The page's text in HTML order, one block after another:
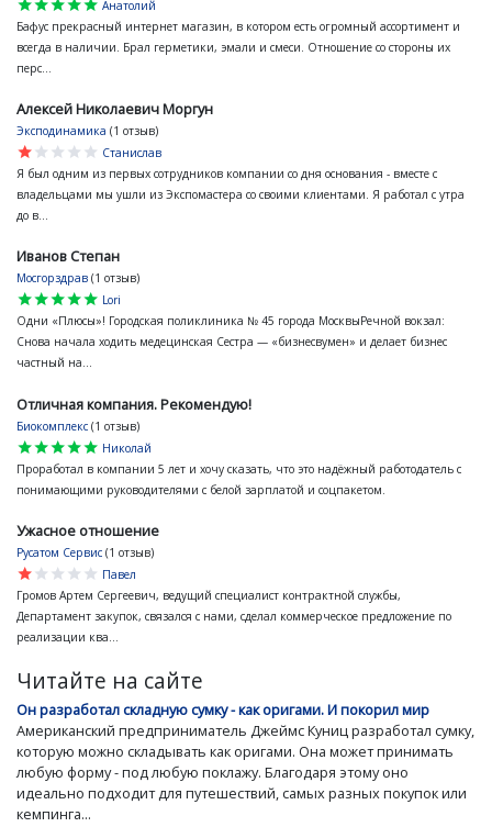
star
star
star
star
star
Анатолий
Бафус прекрасный интернет магазин, в котором есть огромный ассортимент и
всегда в наличии. Брал герметики, эмали и смеси. Отношение со стороны их
перс...
Алексей Николаевич Моргун
Эксподинамика (1 отзыв)
star
star
star
star
star
Станислав
Я был одним из первых сотрудников компании со дня основания - вместе с
владельцами мы ушли из Экспомастера со своими клиентами. Я работал с утра
до в...
Иванов Степан
Мосгорздрав (1 отзыв)
star
star
star
star
star
Lori
Одни «Плюсы»! Городская поликлиника № 45 города МосквыРечной вокзал:
Снова начала ходить медецинская Сестра — «бизнесвумен» и делает бизнес
частный на...
Отличная компания. Рекомендую!
Биокомплекс (1 отзыв)
star
star
star
star
star
Николай
Проработал в компании 5 лет и хочу сказать, что это надёжный работодатель с
понимающими руководителями с белой зарплатой и соцпакетом.
Ужасное отношение
Русатом Сервис (1 отзыв)
star
star
star
star
star
Павел
Громов Артем Сергеевич, ведущий специалист контрактной службы,
Департамент закупок, связался с нами, сделал коммерческое предложение по
реализации ква...
Читайте на сайте
Он разработал складную сумку - как оригами. И покорил мир
Американский предприниматель Джеймс Куниц разработал сумку,
которую можно складывать как оригами. Она может принимать
любую форму - под любую поклажу. Благодаря этому оно
идеально подходит для путешествий, самых разных покупок или
кемпинга...